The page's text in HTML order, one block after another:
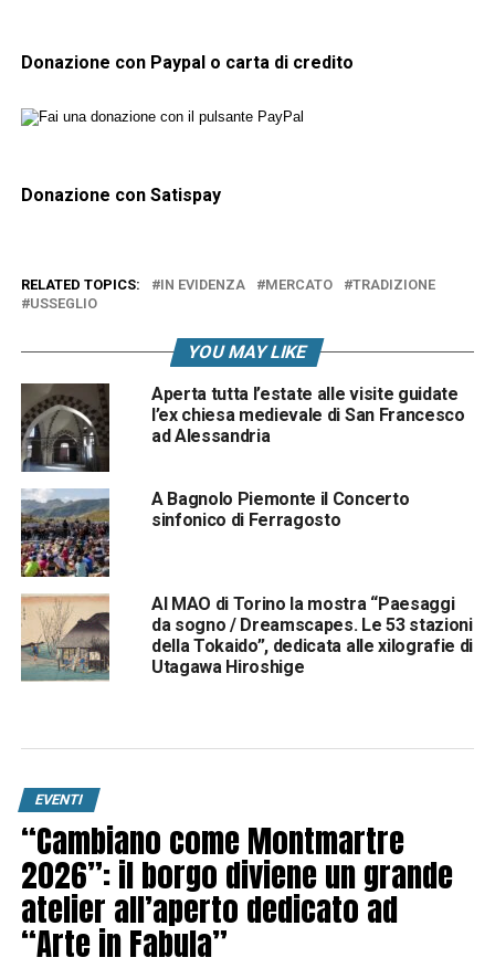
Donazione con Paypal o carta di credito
Donazione con Satispay
RELATED TOPICS: IN EVIDENZA MERCATO
TRADIZIONE
USSEGLIO
YOU MAY LIKE
Aperta tutta l’estate alle visite guidate
l’ex chiesa medievale di San Francesco
ad Alessandria
A Bagnolo Piemonte il Concerto
sinfonico di Ferragosto
Al MAO di Torino la mostra “Paesaggi
da sogno / Dreamscapes. Le 53 stazioni
della Tokaido”, dedicata alle xilografie di
Utagawa Hiroshige
EVENTI
“Cambiano come Montmartre
2026”: il borgo diviene un grande
atelier all’aperto dedicato ad
“Arte in Fabula”